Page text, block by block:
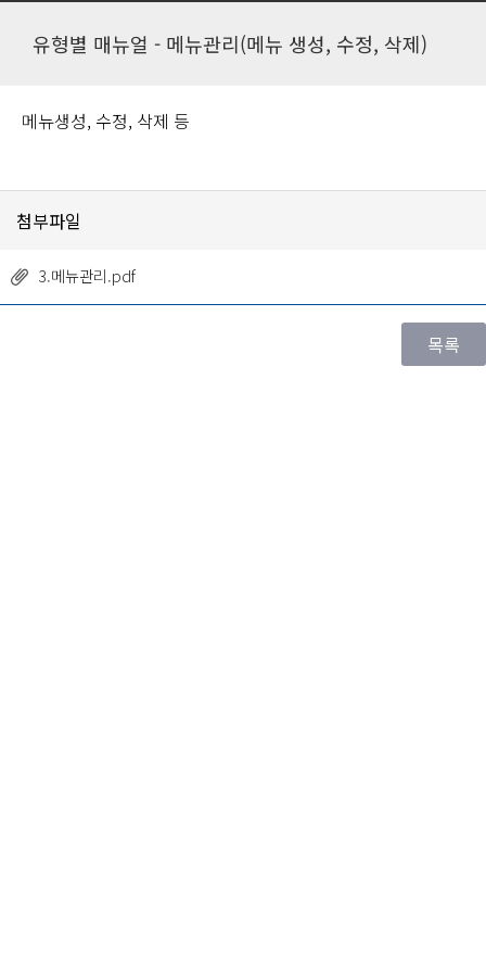
유형별 매뉴얼 - 메뉴관리(메뉴 생성, 수정, 삭제)
메뉴생성, 수정, 삭제 등
첨부파일
3.메뉴관리.pdf